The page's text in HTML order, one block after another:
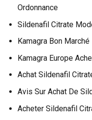
Ordonnance
Sildenafil Citrate
Kamagra Bon Marché
Kamagra Europe
Achat Sildenafil
Avis Sur Achat De
Acheter Sildenafil